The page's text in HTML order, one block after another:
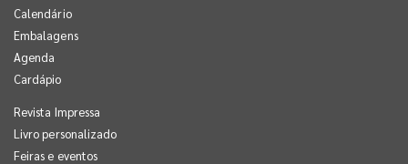
Calendário
Embalagens
Agenda
Cardápio
Revista Impressa
Livro personalizado
Feiras e eventos